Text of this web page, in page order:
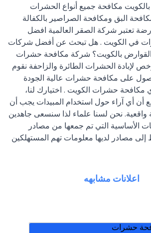
مكافحة جميع أنواع الحشرات
البق ومكافحة الصراصير بالكفالة
تعتبر شركة الصقر العالمية افضل
في الكويت . هل تبحث عن أفضل شركات
بالكويت؟ شركة مكافحة حشرات
لإبادة الحشرات الطائرة والزاحفة نقوم
على مكافحة حشرات عالية الجودة
مكافحة حشرات الكويت . اختيارك لنا،
أن أي آراء حول استخدام المبيدات يجب أن
واقعية. نحن لسنا علماء لذا سنسعى جاهدين
الأساسية التي تم جمعها من مصادر
إلى مصادر لديها معلومات تهم المستهلكين
اعلانات مشابهه
متخصصون فى مكافحة الحشرات
موظفون مدربون هات